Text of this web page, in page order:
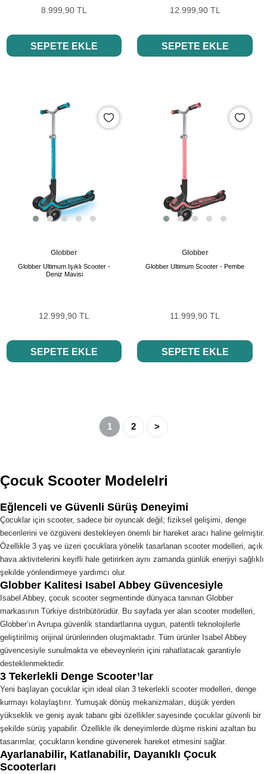
8.999,90 TL
SEPETE EKLE
12.999,90 TL
SEPETE EKLE
Globber
Globber Ultimum Işıklı Scooter -
Deniz Mavisi
12.999,90 TL
SEPETE EKLE
Globber
Globber Ultimum Scooter - Pembe
11.999,90 TL
SEPETE EKLE
1 2 >
Çocuk Scooter Modelelri
Eğlenceli ve Güvenli Sürüş Deneyimi
Çocuklar için scooter, sadece bir oyuncak değil; fiziksel gelişimi, denge
becerilerini ve özgüveni destekleyen önemli bir hareket aracı haline gelmiştir.
Özellikle 3 yaş ve üzeri çocuklara yönelik tasarlanan scooter modelleri, açık
hava aktivitelerini keyifli hale getirirken aynı zamanda günlük enerjiyi sağlıklı
şekilde yönlendirmeye yardımcı olur.
Globber Kalitesi Isabel Abbey Güvencesiyle
Isabel Abbey, çocuk scooter segmentinde dünyaca tanınan Globber
markasının Türkiye distribütörüdür. Bu sayfada yer alan scooter modelleri,
Globber’ın Avrupa güvenlik standartlarına uygun, patentli teknolojilerle
geliştirilmiş orijinal ürünlerinden oluşmaktadır. Tüm ürünler Isabel Abbey
güvencesiyle sunulmakta ve ebeveynlerin içini rahatlatacak garantiyle
desteklenmektedir.
3 Tekerlekli Denge Scooter’lar
Yeni başlayan çocuklar için ideal olan 3 tekerlekli scooter modelleri, denge
kurmayı kolaylaştırır. Yumuşak dönüş mekanizmaları, düşük yerden
yükseklik ve geniş ayak tabanı gibi özellikler sayesinde çocuklar güvenli bir
şekilde sürüş yapabilir. Özellikle ilk deneyimlerde düşme riskini azaltan bu
tasarımlar, çocukların kendine güvenerek hareket etmesini sağlar.
Ayarlanabilir, Katlanabilir, Dayanıklı Çocuk
Scooterları